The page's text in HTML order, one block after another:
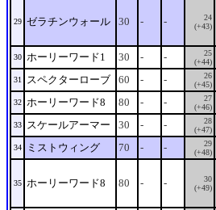
29 ゼラチンウォール 30 - -
24
(+43)
30 ホーリーワード1 30 - -
25
(+44)
31 スペクターローブ 60 - -
26
(+45)
32 ホーリーワード8 80 - -
27
(+46)
33 スケールアーマー 30 - -
28
(+47)
34 ミストウィング 70 - -
29
(+48)
35 ホーリーワード8 80 - -
30
(+49)